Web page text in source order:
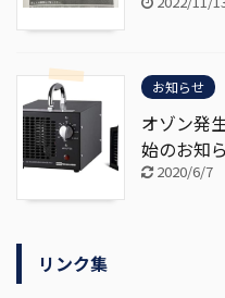
お知らせ
オゾン発
始のお知
2020/6/7
リンク集